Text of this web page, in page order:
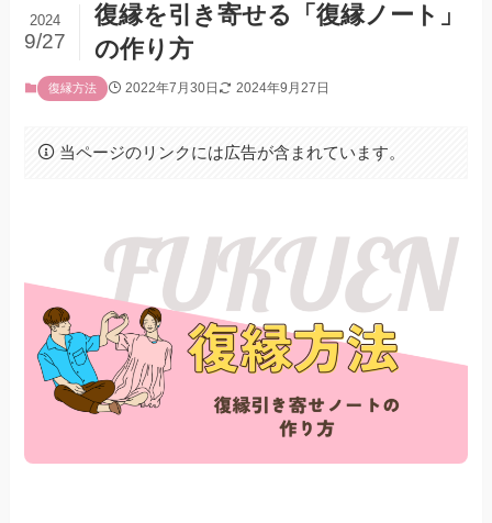
復縁を引き寄せる「復縁ノート」
の作り方
2024
9/27
復縁方法 2022年7月30日 2024年9月27日
当ページのリンクには広告が含まれています。